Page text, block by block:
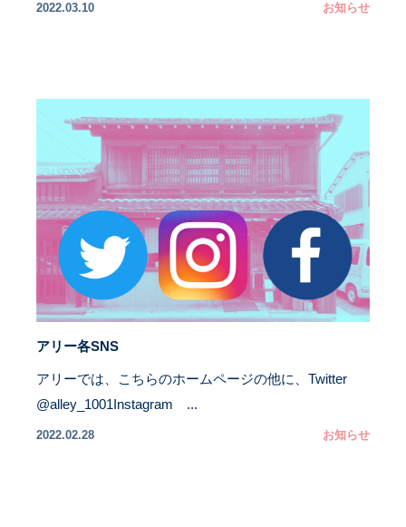
2022.03.10 お知らせ
アリー各SNS
アリーでは、こちらのホームページの他に、Twitter
@alley_1001Instagram ...
2022.02.28 お知らせ